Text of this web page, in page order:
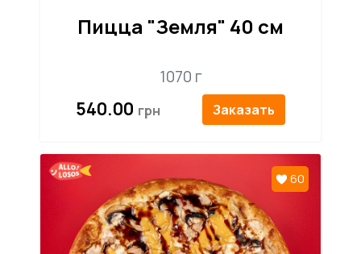
Пицца "Земля" 40 см
1070 г
540.00 Заказать
60